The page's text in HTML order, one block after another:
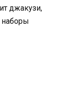
джакузи,
наборы